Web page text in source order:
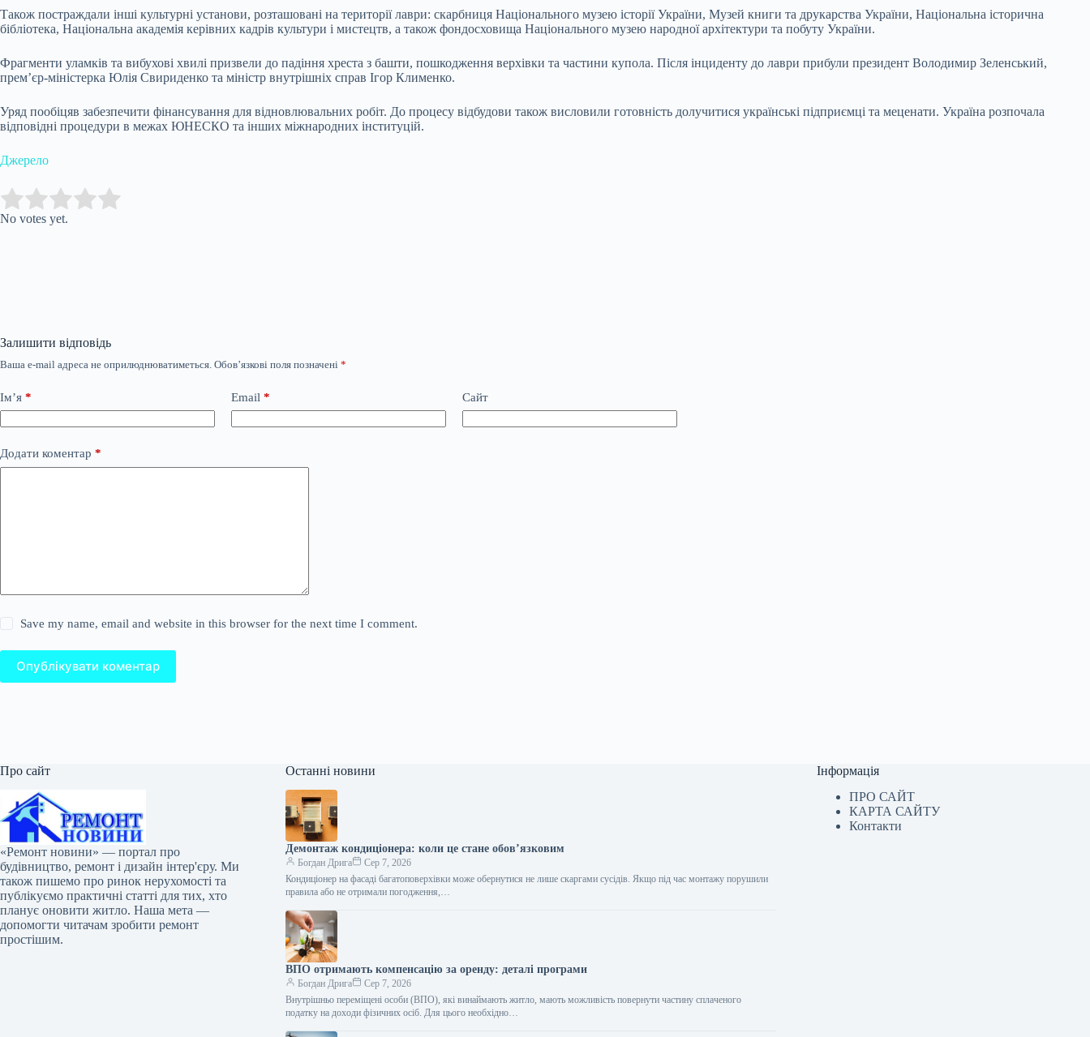
Також постраждали інші культурні установи, розташовані на території лаври: скарбниця Національного музею історії України, Музей книги та друкарства України, Національна історична
бібліотека, Національна академія керівних кадрів культури і мистецтв, а також фондосховища Національного музею народної архітектури та побуту України.
Фрагменти уламків та вибухові хвилі призвели до падіння хреста з башти, пошкодження верхівки та частини купола. Після інциденту до лаври прибули президент Володимир Зеленський,
прем’єр-міністерка Юлія Свириденко та міністр внутрішніх справ Ігор Клименко.
Уряд пообіцяв забезпечити фінансування для відновлювальних робіт. До процесу відбудови також висловили готовність долучитися українські підприємці та меценати. Україна розпочала
відповідні процедури в межах ЮНЕСКО та інших міжнародних інституцій.
Джерело
Rate this item:
No votes yet.
Залишити відповідь
Ваша e-mail адреса не оприлюднюватиметься. Обов’язкові поля позначені *
Ім’я * Email * Сайт
Додати коментар *
Save my name, email and website in this browser for the next time I comment.
Опублікувати коментар
Про сайт
«Ремонт новини» — портал про
будівництво, ремонт і дизайн інтер'єру. Ми
також пишемо про ринок нерухомості та
публікуємо практичні статті для тих, хто
планує оновити житло. Наша мета —
допомогти читачам зробити ремонт
простішим.
Останні новини
Демонтаж кондиціонера: коли це стане обов’язковим
Богдан Дрига
Сер 7, 2026
Кондиціонер на фасаді багатоповерхівки може обернутися не лише скаргами сусідів. Якщо під час монтажу порушили
правила або не отримали погодження,…
ВПО отримають компенсацію за оренду: деталі програми
Богдан Дрига
Сер 7, 2026
Внутрішньо переміщені особи (ВПО), які винаймають житло, мають можливість повернути частину сплаченого
податку на доходи фізичних осіб. Для цього необхідно…
Інформація
ПРО САЙТ
КАРТА САЙТУ
Контакти